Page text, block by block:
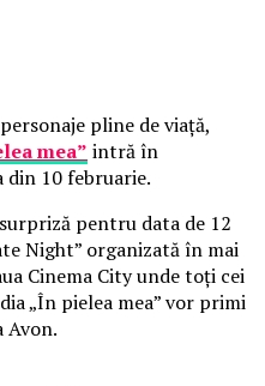
pline de viață,
mea” intră în
10 februarie.
pentru data de 12
Night” organizată în mai
Cinema City unde toți cei
„În pielea mea” vor primi